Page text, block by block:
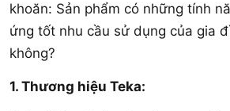
khoăn: Sản phẩm có những tính
ứng tốt nhu cầu sử dụng của gia
không?
1. Thương hiệu Teka: